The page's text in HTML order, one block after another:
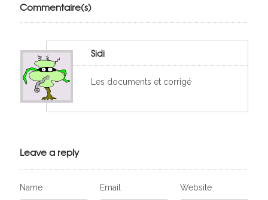
Commentaire(s)
Sidi
Les documents et corrigé
Leave a reply
Name Email Website